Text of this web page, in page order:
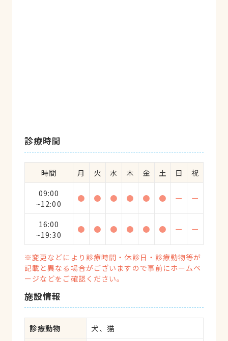
診療時間
時間 月 火 水 木 金 土 日
祝
09:00
~12:00
● ● ● ● ● ● ー ー
16:00
~19:30
● ● ● ● ● ● ー ー
※変更などにより診療時間・休診日・診療動物等が
記載と異なる場合がございますので事前にホームペ
ージなどをご確認ください。
施設情報
診療動物
犬、猫